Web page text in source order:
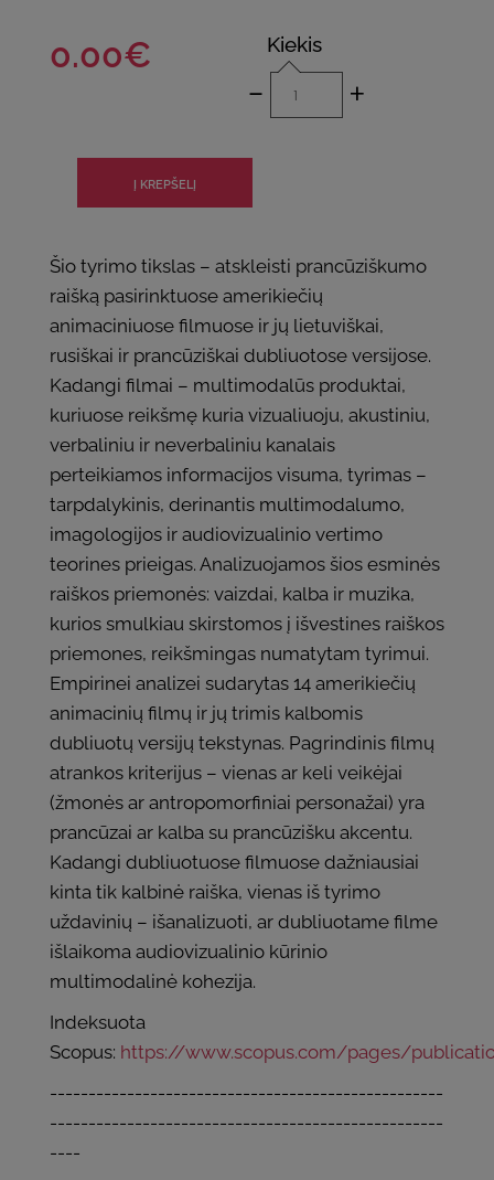
0.00€ Kiekis
- +
Šio tyrimo tikslas – atskleisti prancūziškumo
raišką pasirinktuose amerikiečių
animaciniuose filmuose ir jų lietuviškai,
rusiškai ir prancūziškai dubliuotose versijose.
Kadangi filmai – multimodalūs produktai,
kuriuose reikšmę kuria vizualiuoju, akustiniu,
verbaliniu ir neverbaliniu kanalais
perteikiamos informacijos visuma, tyrimas –
tarpdalykinis, derinantis multimodalumo,
imagologijos ir audiovizualinio vertimo
teorines prieigas. Analizuojamos šios esminės
raiškos priemonės: vaizdai, kalba ir muzika,
kurios smulkiau skirstomos į išvestines raiškos
priemones, reikšmingas numatytam tyrimui.
Empirinei analizei sudarytas 14 amerikiečių
animacinių filmų ir jų trimis kalbomis
dubliuotų versijų tekstynas. Pagrindinis filmų
atrankos kriterijus – vienas ar keli veikėjai
(žmonės ar antropomorfiniai personažai) yra
prancūzai ar kalba su prancūzišku akcentu.
Kadangi dubliuotuose filmuose dažniausiai
kinta tik kalbinė raiška, vienas iš tyrimo
uždavinių – išanalizuoti, ar dubliuotame filme
išlaikoma audiovizualinio kūrinio
multimodalinė kohezija.
Indeksuota
Scopus: https://www.scopus.com/pages/
---------------------------------------------------
---------------------------------------------------
----